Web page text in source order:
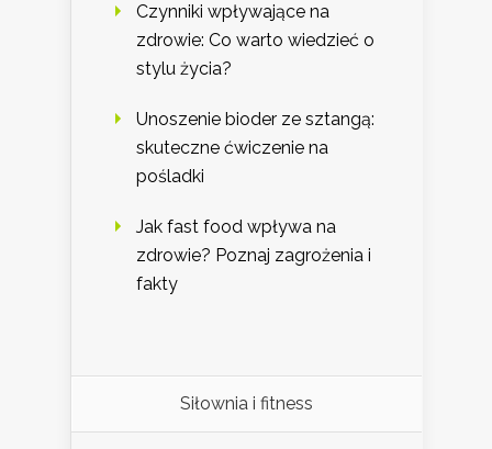
Czynniki wpływające na
zdrowie: Co warto wiedzieć o
stylu życia?
Unoszenie bioder ze sztangą:
skuteczne ćwiczenie na
pośladki
Jak fast food wpływa na
zdrowie? Poznaj zagrożenia i
fakty
Siłownia i fitness